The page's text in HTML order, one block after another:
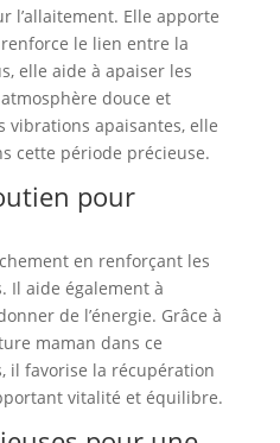
l’allaitement. Elle apporte
le lien entre la
elle aide à apaiser les
douce et
vibrations apaisantes, elle
cette période précieuse.
pour
en renforçant les
Il aide également à
de l’énergie. Grâce à
maman dans ce
il favorise la récupération
vitalité et équilibre.